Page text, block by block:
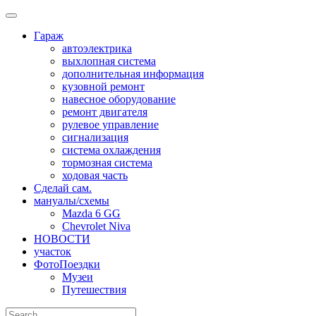
Skip
contentГараж
автоэлектрика
выхлопная система
дополнительная информация
кузовной ремонт
навесное оборудование
ремонт двигателя
рулевое управление
сигнализация
система охлаждения
тормозная система
ходовая часть
Сделай сам.
мануалы/схемы
Mazda 6 GG
Chevrolet Niva
НОВОСТИ
участок
ФотоПоездки
Музеи
Путешествия
Search